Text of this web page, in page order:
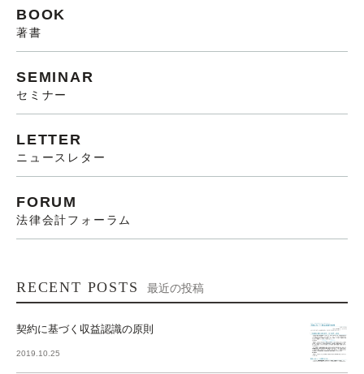
BOOK
著書
SEMINAR
セミナー
LETTER
ニュースレター
FORUM
法律会計フォーラム
RECENT POSTS 最近の投稿
契約に基づく収益認識の原則
2019.10.25